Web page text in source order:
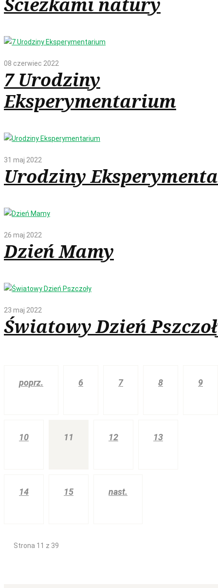
08 czerwiec 2022
7 Urodziny
Eksperymentarium
31 maj 2022
Urodziny
26 maj 2022
Dzień Mamy
23 maj 2022
Światowy Dzień
poprz. 6 7 8 9
10 11 12 13
14 15 nast.
Strona 11 z 39